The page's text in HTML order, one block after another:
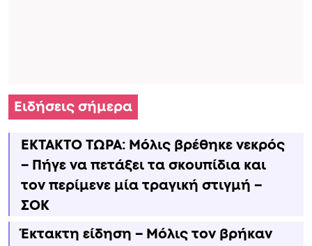
Ειδήσεις σήμερα
ΕΚΤΑΚΤΟ ΤΩΡΑ: Μόλις βρέθηκε νεκρός
– Πήγε να πετάξει τα σκουπίδια και
τον περίμενε μία τραγική στιγμή –
ΣΟΚ
Έκτακτη είδηση – Μόλις τον βρήκαν